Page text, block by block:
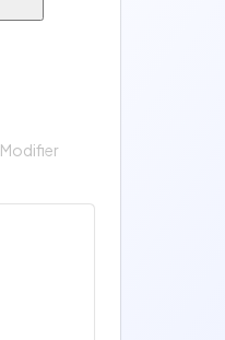
Modifier